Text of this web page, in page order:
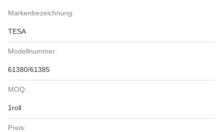
Markenbezeichnung:
TESA
Modellnummer:
61380/61385
MOQ:
1roll
Preis: